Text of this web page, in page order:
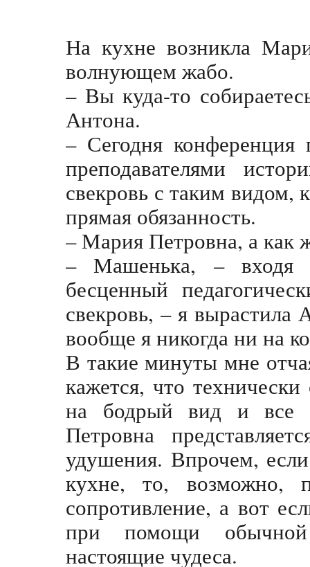
На кухне возникла
волнующем жабо.
– Вы куда-то
Антона.
– Сегодня
преподавателями
свекровь с таким видом,
прямая обязанность.
– Мария Петровна, а
– Машенька, – входя
бесценный
свекровь, – я
вообще я никогда ни на
В такие минуты мне
кажется, что
на бодрый вид и все
Петровна
удушения. Впрочем,
кухне, то, возможно,
сопротивление, а вот
при помощи
настоящие чудеса.